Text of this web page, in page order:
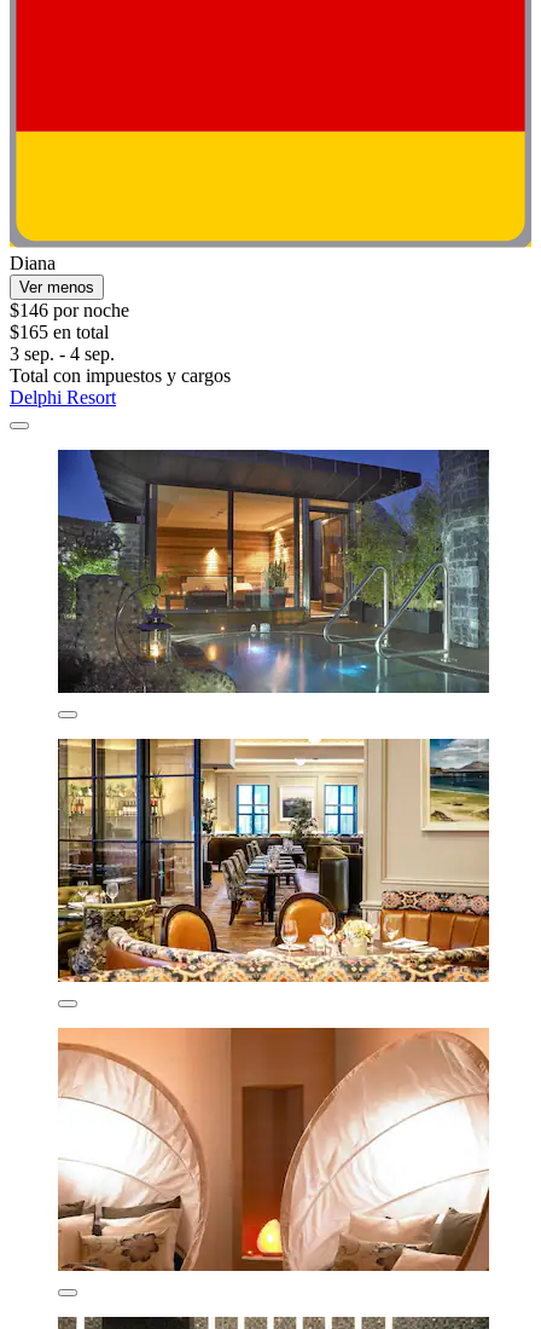
Diana
Ver menos
$146 por noche
$165 en total
3 sep. - 4 sep.
Total con impuestos y cargos
Delphi Resort